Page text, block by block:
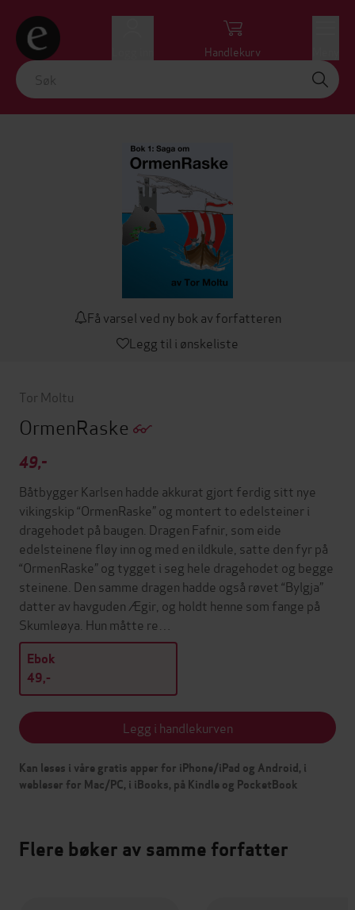
Handlekurv
Få varsel ved ny bok av forfatteren
Legg til i ønskeliste
Tor Moltu
OrmenRaske
49,-
Båtbygger Karlsen hadde akkurat gjort ferdig sitt nye
vikingskip “OrmenRaske” og montert to edelsteiner i
dragehodet på baugen. Dragen Fafnir, som eide
edelsteinene fløy inn og med en ildkule, satte den fyr på
“OrmenRaske” og tygget i seg hele dragehodet og begge
steinene. Den samme dragen hadde også røvet “Bylgja”
datter av havguden Ægir, og holdt henne som fange på
Skumleøya. Hun måtte re…
Ebok
49,-
Legg i handlekurven
Kan leses i våre gratis apper for iPhone/iPad og Android, i
webleser for Mac/PC, i iBooks, på Kindle og PocketBook
Flere bøker av samme forfatter